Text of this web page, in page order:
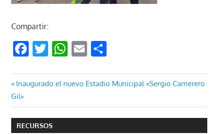
Compartir:
Facebook
Twitter
WhatsApp
EmailCompartir
Navegación
de
entradas
Entrada
anterior:
Inaugurado el nuevo Estadio Municipal «Sergio Carnerero
Gil»
RECURSOS